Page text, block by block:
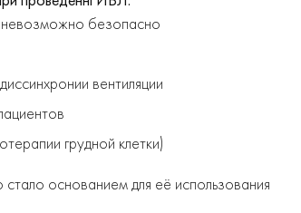
невозможно безопасно
вентиляции
грудной клетки)
основанием для её использования